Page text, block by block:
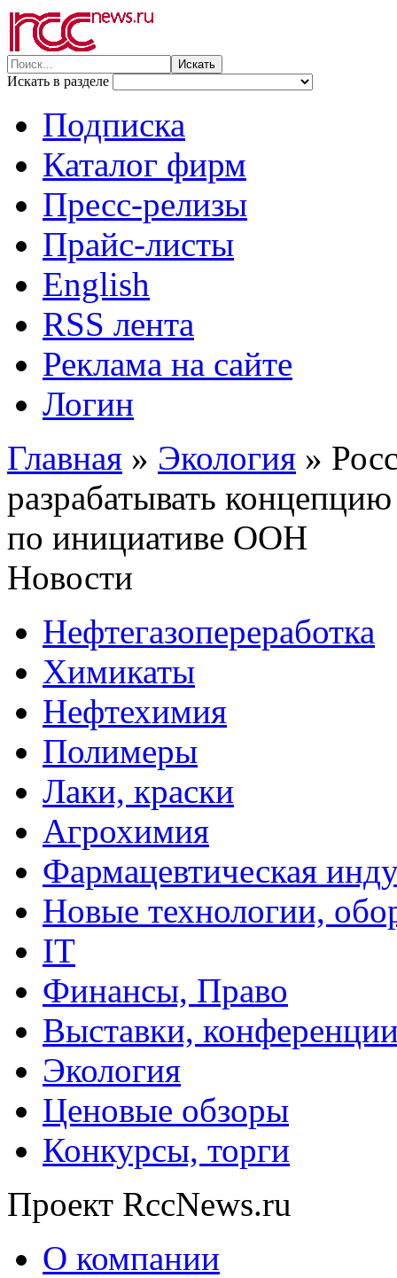
Искать в разделе
Подписка
Каталог фирм
Пресс-релизы
Прайс-листы
English
RSS лента
Реклама на сайте
Логин
Главная » Экология »
разрабатывать
по инициативе ООН
Новости
Нефтегазопереработка
Химикаты
Нефтехимия
Полимеры
Лаки, краски
Агрохимия
Фармацевтическая
Новые технологии,
IT
Финансы, Право
Выставки,
Экология
Ценовые обзоры
Конкурсы, торги
Проект RccNews.ru
О компании